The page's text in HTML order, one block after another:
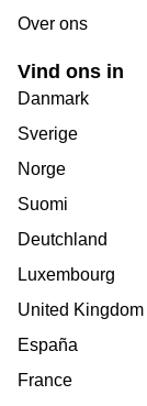
Over ons
Vind ons in
Danmark
Sverige
Norge
Suomi
Deutchland
Luxembourg
United Kingdom
España
France